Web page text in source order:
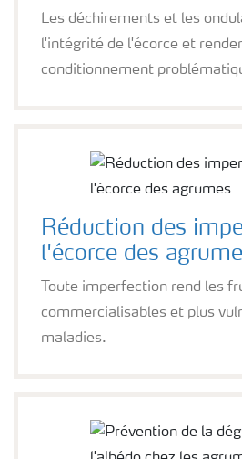
Les déchirements et les
l'intégrité de l'écorce et
conditionnement
Réduction des
l'écorce des
Toute imperfection rend les
commercialisables et plus
maladies.